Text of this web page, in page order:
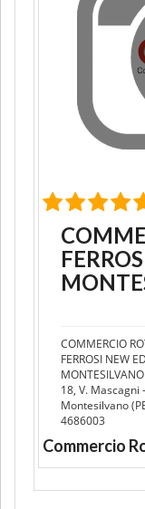
COMMERCIO
FERROSI NEW
18, V. Mascagni
Montesilvano
4686003
Commercio